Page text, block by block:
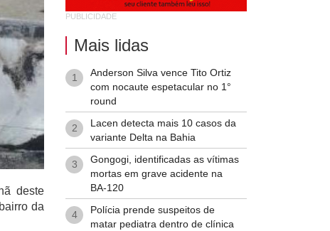
deste
da
PUBLICIDADE
Mais lidas
1
Anderson Silva vence Tito Ortiz
com nocaute espetacular no 1°
round
2
Lacen detecta mais 10 casos da
variante Delta na Bahia
3
Gongogi, identificadas as vítimas
mortas em grave acidente na
BA-120
4
Polícia prende suspeitos de
matar pediatra dentro de clínica